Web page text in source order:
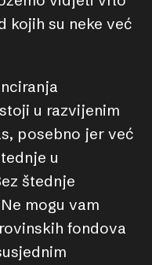
kojih su neke već
u razvijenim
posebno jer već
u
štednje
mogu vam
fondova